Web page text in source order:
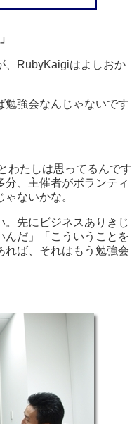
RubyKaigiはよしおか
強会なんじゃないです
たしは思ってるんです
分、主催者がボランティ
ないかな。
先にビジネスありきじ
んだ」「こういうことを
れば、それはもう勉強会